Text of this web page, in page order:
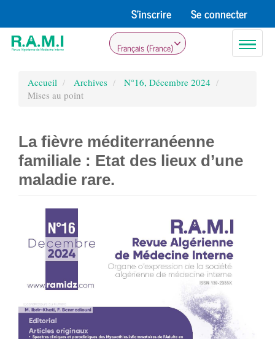
Contenu
principal
S'inscrire
Se connecter
Toggle
Français (France)
Accueil Archives
N°16, Décembre 2024
Mises au point
La fièvre méditerranéenne
familiale : Etat des lieux d’une
maladie rare.
latérale
de
l'article